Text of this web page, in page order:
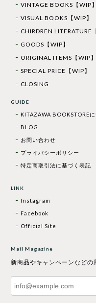
VINTAGE BOOKS【WIP】
VISUAL BOOKS【WIP】
CHIRDREN LITERATURE
GOODS【WIP】
ORIGINAL ITEMS【WIP】
SPECIAL PRICE【WIP】
CLOSING
GUIDE
KITAZAWA BOOKSTORE
BLOG
お問い合わせ
プライバシーポリシー
特定商取引法に基づく表記
LINK
Instagram
Facebook
Official Site
Mail Magazine
新商品やキャンペーンなどの